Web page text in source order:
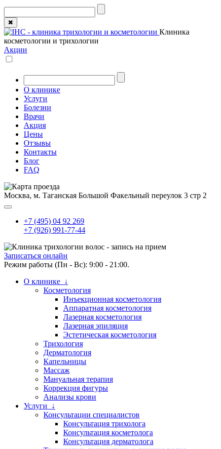
✖
Клиника
косметологии и трихологии
Акции
О клинике
Услуги
Болезни
Врачи
Акция
Цены
Отзывы
Контакты
Блог
FAQ
Москва, м. Таганская Большой Факельный переулок 3 стр 2
+7 (495) 04 92 269
+7 (926) 991-77-44
Записаться онлайн
Режим работы (Пн - Вс): 9:00 - 21:00.
О клинике ↓
Косметология
Инъекционная косметология
Аппаратная косметология
Лазерная косметология
Лазерная эпиляция
Эстетическая косметология
Трихология
Дерматология
Капельницы
Массаж
Мануальная терапия
Коррекция фигуры
Анализы крови
Услуги ↓
Консультации специалистов
Консультация трихолога
Консультация косметолога
Консультация дерматолога